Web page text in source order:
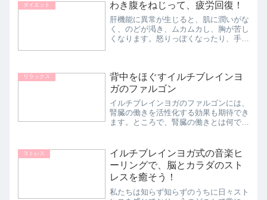
ロゴロしていた人は要注意です。イルチ
ブレインヨガで胃を元気に...
ダイエット わき腹をねじって、疲労回復！
肝機能に異常が生じると、肌に潤いがな
く、のどが渇き、ムカムカし、胸が苦し
くなります。怒りっぽくなったり、手の
乾きます。 「足を上げ、手...
リラックス
背中をほぐすイルチブレインヨ
ガのファルゴン
イルチブレインヨガのファルゴンには、
腎臓の働きを活性化する効果も期待でき
ます。ところで、腎臓の働きとは何でし
出する臓器です。血液にフィルターをか
けて老廃物や塩分を取り出...
ストレス
イルチブレインヨガ式の音楽ヒ
ーリングで、脳とカラダのスト
レスを癒そう！
私たちは知らず知らずのうちに日々スト